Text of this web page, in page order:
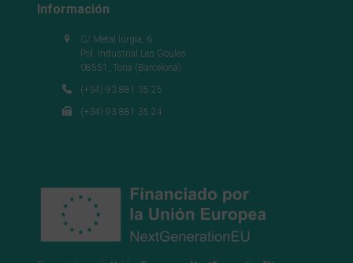
Información
C/ Metal·lúrgia, 6
Pol. Industrial Les Goules
08551, Tona (Barcelona)
(+34) 93 881 35 25
(+34) 93 881 35 24